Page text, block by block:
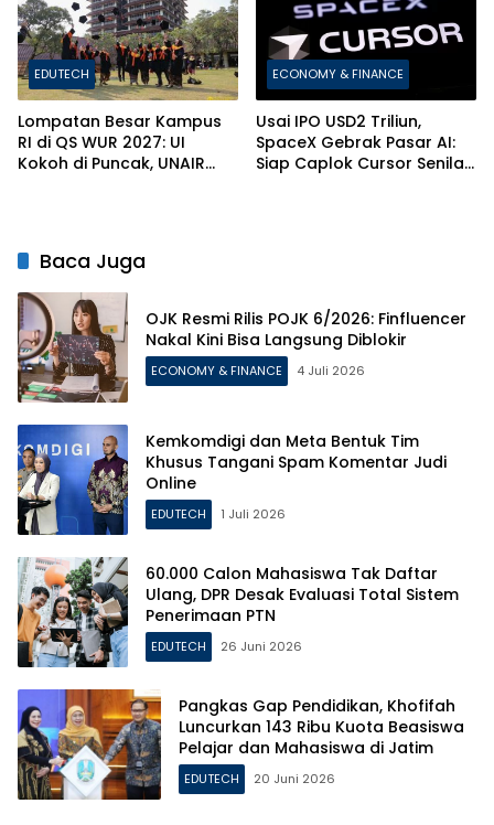
EDUTECH
Lompatan Besar Kampus
RI di QS WUR 2027: UI
Kokoh di Puncak, UNAIR
ECONOMY & FINANCE
Usai IPO USD2 Triliun,
SpaceX Gebrak Pasar AI:
Siap Caplok Cursor Senilai
Baca Juga
OJK Resmi Rilis POJK 6/2026: Finfluencer
Nakal Kini Bisa Langsung Diblokir
ECONOMY & FINANCE 4 Juli 2026
Kemkomdigi dan Meta Bentuk Tim
Khusus Tangani Spam Komentar Judi
Online
EDUTECH 1 Juli 2026
60.000 Calon Mahasiswa Tak Daftar
Ulang, DPR Desak Evaluasi Total Sistem
Penerimaan PTN
EDUTECH 26 Juni 2026
Pangkas Gap Pendidikan, Khofifah
Luncurkan 143 Ribu Kuota Beasiswa
Pelajar dan Mahasiswa di Jatim
EDUTECH 20 Juni 2026